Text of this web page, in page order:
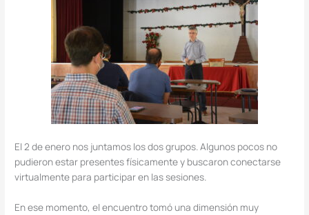
El 2 de enero nos juntamos los dos grupos. Algunos pocos no
pudieron estar presentes físicamente y buscaron conectarse
virtualmente para participar en las sesiones.
En ese momento, el encuentro tomó una dimensión muy